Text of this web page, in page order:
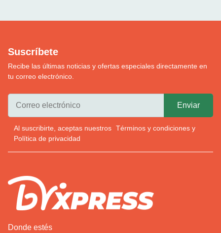
Suscríbete
Recibe las últimas noticias y ofertas especiales directamente en
tu correo electrónico.
Al suscribirte, aceptas nuestros Términos y condiciones y
Política de privacidad
Donde estés